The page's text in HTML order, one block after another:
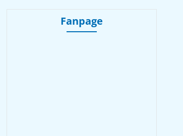
Fanpage